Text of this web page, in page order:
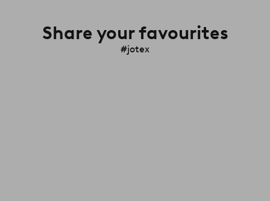
Share your favourites
#jotex